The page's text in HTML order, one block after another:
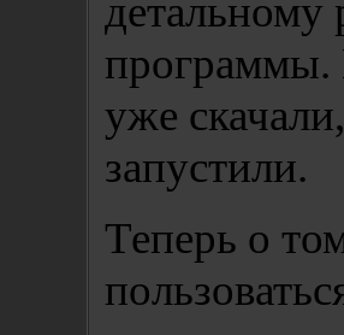
программы.
уже
запустили.
Теперь о